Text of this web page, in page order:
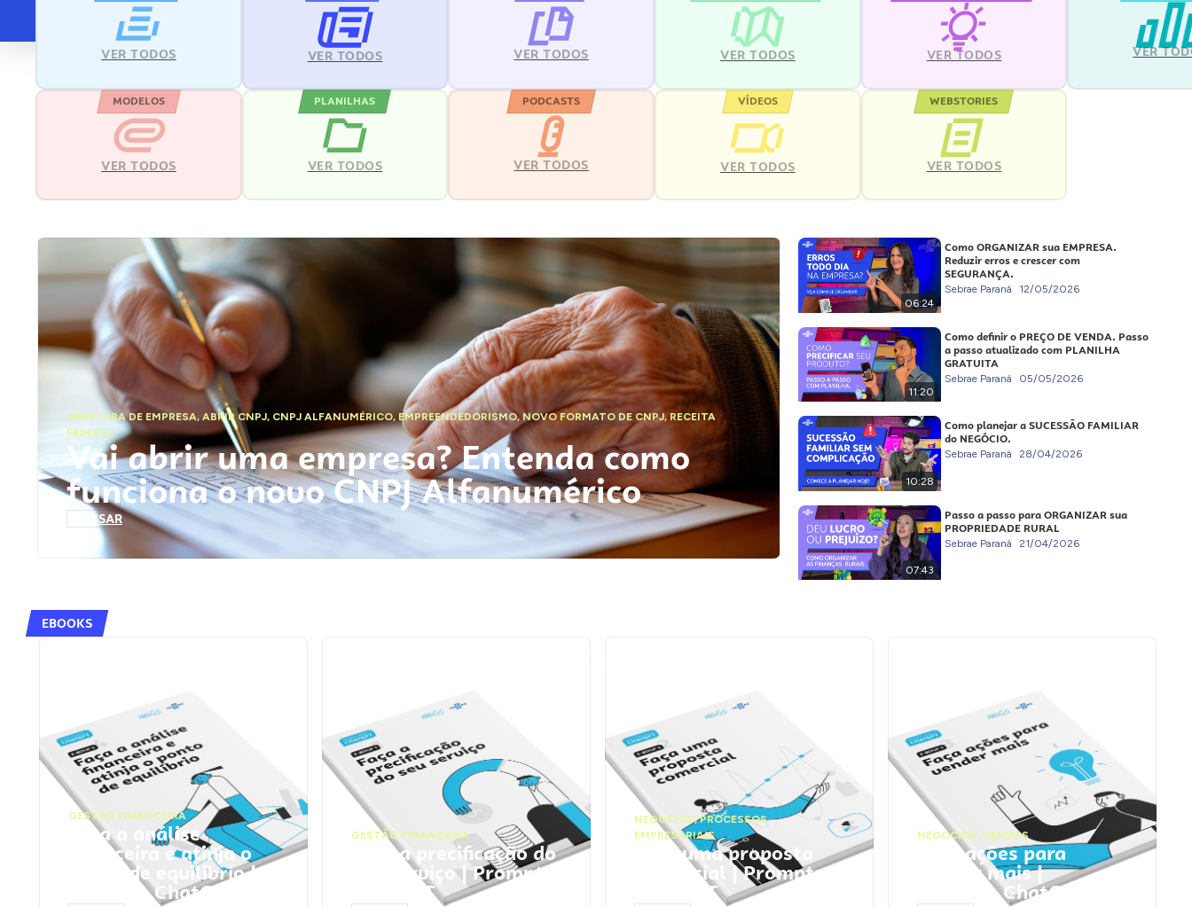
VER TODOS VER TODOS VER TODOS VER TODOS VER TODOS VER
MODELOS
VER TODOS
PLANILHAS
VER TODOS
PODCASTS
VER TODOS
VÍDEOS
VER TODOS
WEBSTORIES
VER TODOS
ABERTURA DE EMPRESA,ABRIR CNPJ, CNPJ ALFANUMÉRICO, EMPREENDEDORISMO,NOVO FORMATO DE CNPJ,RECEITA
FEDERAL
Vai abrir uma empresa? Entenda como
funciona o novo CNPJ Alfanumérico
ACESSAR
06:24
Como ORGANIZAR sua EMPRESA.
Reduzir erros e crescer com
SEGURANÇA.
Sebrae Paraná 12/05/2026
11:20
Como definir o PREÇO DE VENDA. Passo
a passo atualizado com PLANILHA
GRATUITA
Sebrae Paraná 05/05/2026
10:28
Como planejar a SUCESSÃO FAMILIAR
do NEGÓCIO.
Sebrae Paraná 28/04/2026
07:43
Passo a passo para ORGANIZAR sua
PROPRIEDADE RURAL
Sebrae Paraná 21/04/2026
EBOOKS
GESTÃO FINANCEIRA
Faça a análise
financeira e atinja o
ponto de equilíbrio |
Prompts ChatGPT
GESTÃO FINANCEIRA
Faça a precificação do
seu serviço | Prompts
ChatGPT
NEGÓCIOS,PROCESSOS
EMPRESARIAIS
Faça uma proposta
comercial | Prompts
ChatGPT
NEGÓCIOS, VENDAS
Faça ações para
vender mais |
Prompts ChatGPT